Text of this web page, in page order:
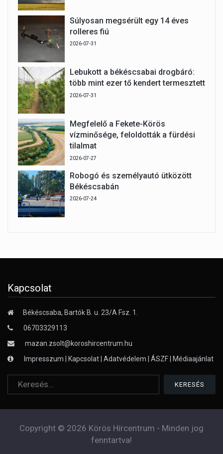
Súlyosan megsérült egy 14 éves
rolleres fiú
2026-07-31
Lebukott a békéscsabai drogbáró:
több mint ezer tő kendert termesztett
2026-07-31
Megfelelő a Fekete-Körös
vízminősége, feloldották a fürdési
tilalmat
2026-07-27
Robogó és személyautó ütközött
Békéscsabán
2026-07-24
Kapcsolat
Békéscsaba, Bartók B. u. 23/A Fsz. 1.
06703329113
mazan.zsolt@koroshircentrum.hu
Impresszum
Kapcsolat Adatvédelem ÁSZF Médiaajánlat
Copyright © 2026 Körös Hírcentrum - Minden jog
fenntartva!